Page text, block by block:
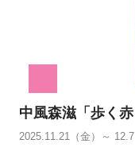
中風森滋「歩く赤
2025.11.21（金）～ 12.7